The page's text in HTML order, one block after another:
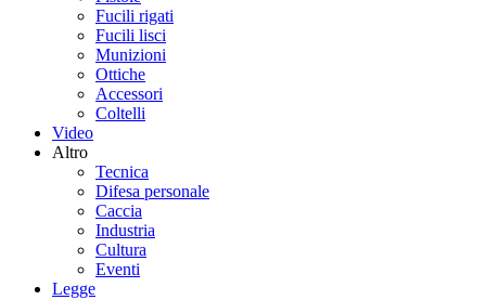
Fucili rigati
Fucili lisci
Munizioni
Ottiche
Accessori
Coltelli
Video
Altro
Tecnica
Difesa personale
Caccia
Industria
Cultura
Eventi
Legge